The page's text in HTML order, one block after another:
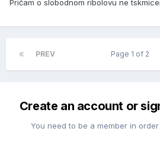
Pričam o slobodnom ribolovu ne
PREV Page 1 of 2
Create an account or
You need to be a member in